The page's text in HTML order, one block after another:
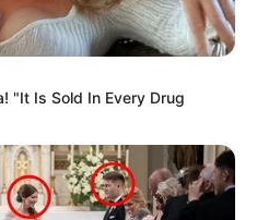
Cheval du Jour!
qui est le gagnant du
"It Is Sold In Every Drug